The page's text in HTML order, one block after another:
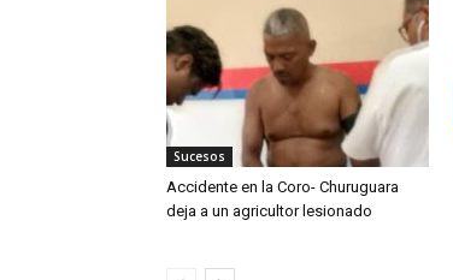
Sucesos
Accidente en la Coro- Churuguara
deja a un agricultor lesionado